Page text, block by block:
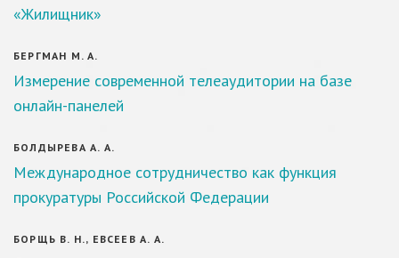
«Жилищник»
БЕРГМАН М. А.
Измерение современной телеаудитории на базе
онлайн-панелей
БОЛДЫРЕВА А. А.
Международное сотрудничество как функция
прокуратуры Российской Федерации
БОРЩЬ В. Н., ЕВСЕЕВ А. А.